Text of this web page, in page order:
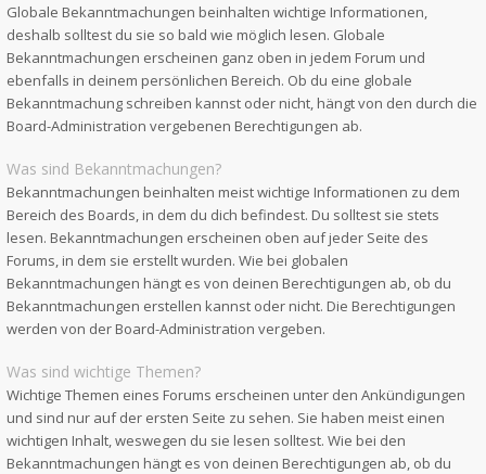
Globale Bekanntmachungen beinhalten wichtige Informationen,
deshalb solltest du sie so bald wie möglich lesen. Globale
Bekanntmachungen erscheinen ganz oben in jedem Forum und
ebenfalls in deinem persönlichen Bereich. Ob du eine globale
Bekanntmachung schreiben kannst oder nicht, hängt von den durch die
Board-Administration vergebenen Berechtigungen ab.
Was sind Bekanntmachungen?
Bekanntmachungen beinhalten meist wichtige Informationen zu dem
Bereich des Boards, in dem du dich befindest. Du solltest sie stets
lesen. Bekanntmachungen erscheinen oben auf jeder Seite des
Forums, in dem sie erstellt wurden. Wie bei globalen
Bekanntmachungen hängt es von deinen Berechtigungen ab, ob du
Bekanntmachungen erstellen kannst oder nicht. Die Berechtigungen
werden von der Board-Administration vergeben.
Was sind wichtige Themen?
Wichtige Themen eines Forums erscheinen unter den Ankündigungen
und sind nur auf der ersten Seite zu sehen. Sie haben meist einen
wichtigen Inhalt, weswegen du sie lesen solltest. Wie bei den
Bekanntmachungen hängt es von deinen Berechtigungen ab, ob du